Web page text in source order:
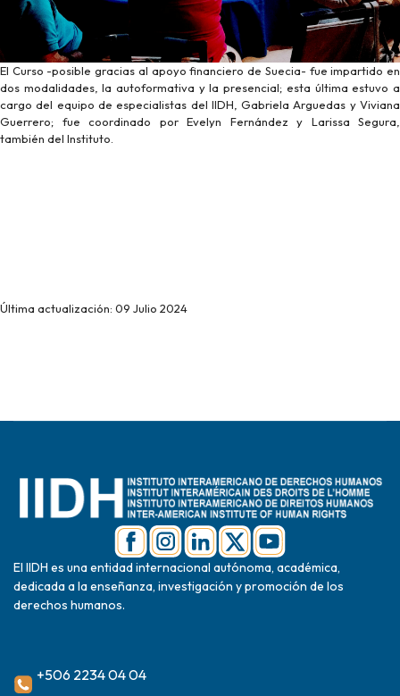
El Curso -posible gracias al apoyo financiero de Suecia- fue impartido en
dos modalidades, la autoformativa y la presencial; esta última estuvo a
cargo del equipo de especialistas del IIDH, Gabriela Arguedas y Viviana
Guerrero; fue coordinado por Evelyn Fernández y Larissa Segura,
también del Instituto.
Última actualización: 09 Julio 2024
El IIDH es una entidad internacional autónoma, académica,
dedicada a la enseñanza, investigación y promoción de los
derechos humanos.
+506 2234 04 04